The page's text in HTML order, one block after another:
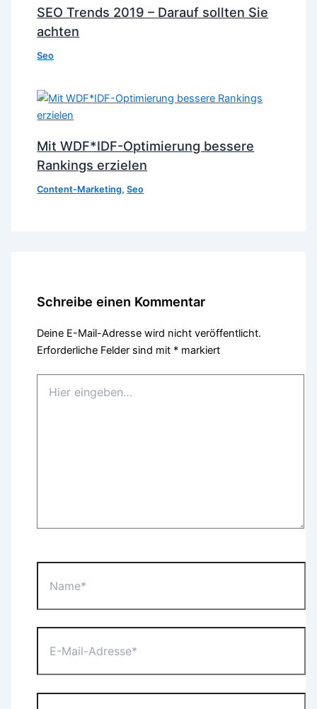
SEO Trends 2019 – Darauf sollten Sie
achten
Seo
Mit WDF*IDF-Optimierung bessere
Rankings erzielen
Content-Marketing,Seo
Schreibe einen Kommentar
Deine E-Mail-Adresse wird nicht veröffentlicht.
Erforderliche Felder sind mit * markiert
eingeben…
Mail-